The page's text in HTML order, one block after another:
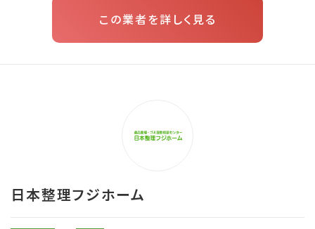
この業者を詳しく見る
日本整理フジホーム